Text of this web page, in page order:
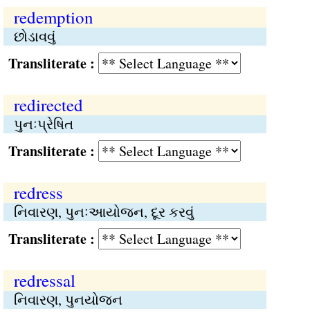
redemption
છોડાવવું
:
redirected
પુનઃપ્રેષિત
:
redress
નિવારણ, પુનઃઆયોજન, દૂર કરવું
:
redressal
નિવારણ, પુનયોજન